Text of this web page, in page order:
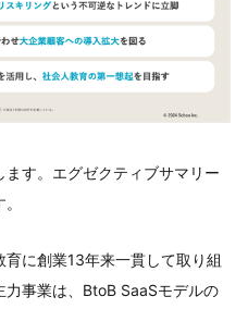
ます。エグゼクティブサマリー
に創業13年来一貫して取り組
事業は、BtoB SaaSモデルの